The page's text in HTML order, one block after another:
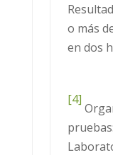
o más
en dos
[4]